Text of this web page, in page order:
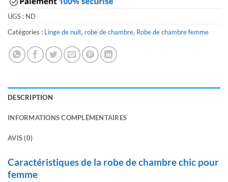
UGS : ND
Catégories : Linge de nuit, robe de chambre, Robe de chambre femme
DESCRIPTION
INFORMATIONS COMPLÉMENTAIRES
AVIS (0)
Caractéristiques de la robe de chambre chic pour
femme